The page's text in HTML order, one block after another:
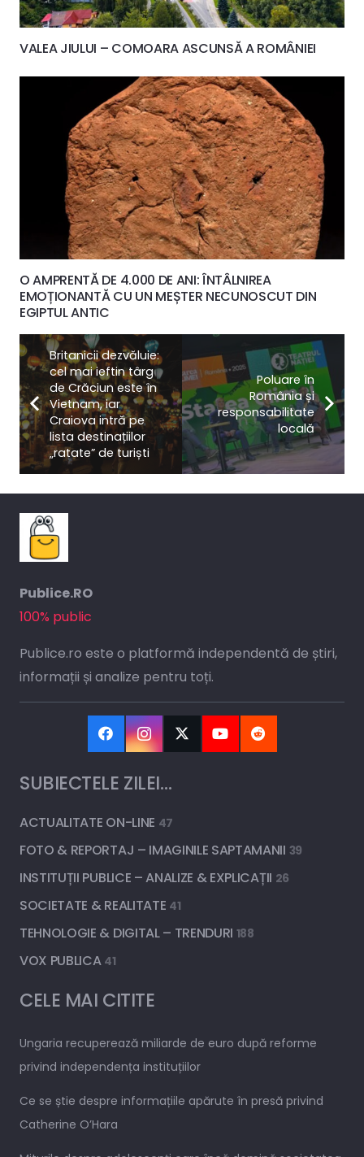
VALEA JIULUI – COMOARA ASCUNSĂ A ROMÂNIEI
O AMPRENTĂ DE 4.000 DE ANI: ÎNTÂLNIREA
EMOȚIONANTĂ CU UN MEȘTER NECUNOSCUT DIN
EGIPTUL ANTIC
Britanicii dezvăluie:
cel mai ieftin târg
de Crăciun este în
Vietnam, iar
Craiova intră pe
lista destinațiilor
„ratate” de turiști
Poluare în
România și
responsabilitate
locală
Publice.RO
100% public
Publice.ro este o platformă independentă de știri,
informații și analize pentru toți.
SUBIECTELE ZILEI…
ACTUALITATE ON-LINE 47
FOTO & REPORTAJ – IMAGINILE SAPTAMANII 39
INSTITUȚII PUBLICE – ANALIZE & EXPLICAȚII 26
SOCIETATE & REALITATE 41
TEHNOLOGIE & DIGITAL – TRENDURI 188
VOX PUBLICA 41
CELE MAI CITITE
Ungaria recuperează miliarde de euro după reforme
privind independența instituțiilor
Ce se știe despre informațiile apărute în presă privind
Catherine O’Hara